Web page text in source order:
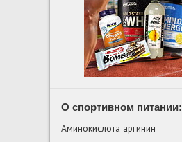
О спортивном питании:
Аминокислота аргинин